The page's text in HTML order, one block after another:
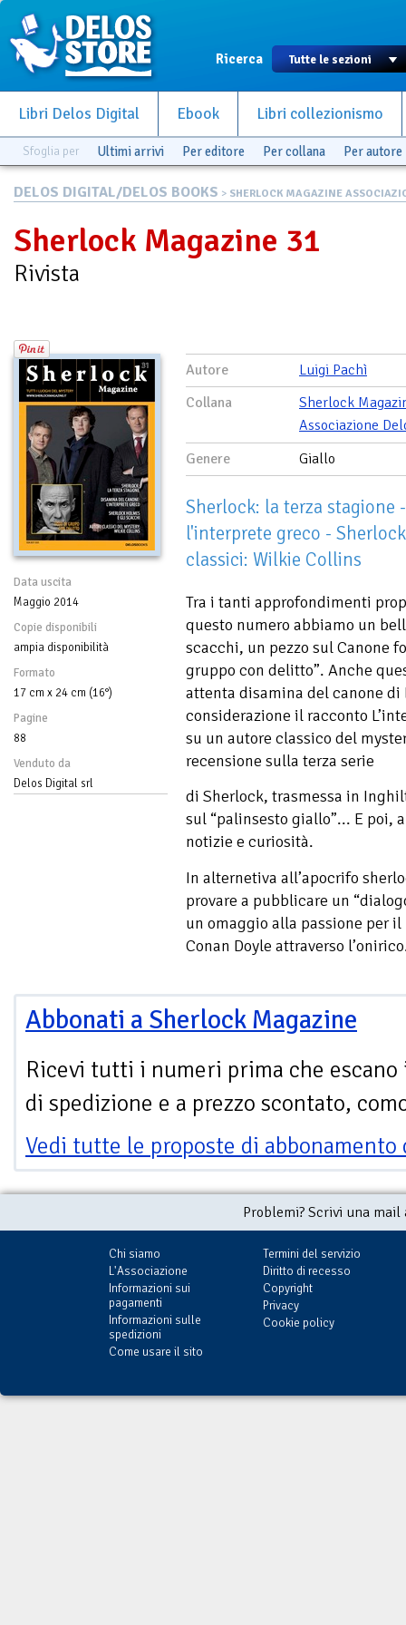
Ricerca
Libri Delos Digital Ebook Libri collezionismo
Sfoglia per Ultimi arrivi Per editore Per collana Per autore
DELOS DIGITAL/DELOS BOOKS > SHERLOCK MAGAZINE
Sherlock Magazine 31
Rivista
Data uscita
Maggio 2014
Copie disponibili
ampia disponibilità
Formato
17 cm x 24 cm (16°)
Pagine
88
Venduto da
Delos Digital srl
Autore
Luigi Pachì
Collana
Sherlock
Associazione
Genere
Giallo
Sherlock: la terza stagione
l'interprete greco -
classici: Wilkie Collins
Tra i tanti approfondimenti
questo numero abbiamo un
scacchi, un pezzo sul Canone
gruppo con delitto”. Anche
attenta disamina del canone
considerazione il racconto
su un autore classico del
recensione sulla terza serie
di Sherlock, trasmessa in
sul “palinsesto giallo”... E poi,
notizie e curiosità.
In alternetiva all’apocrifo
provare a pubblicare un
un omaggio alla passione per
Conan Doyle attraverso
Abbonati a Sherlock Magazine
Ricevi tutti i numeri prima che escano
di spedizione e a prezzo scontato,
Vedi tutte le proposte di
Problemi? Scrivi una
Chi siamo
L'Associazione
Informazioni sui
pagamenti
Informazioni sulle
spedizioni
Come usare il sito
Termini del servizio
Diritto di recesso
Copyright
Privacy
Cookie policy